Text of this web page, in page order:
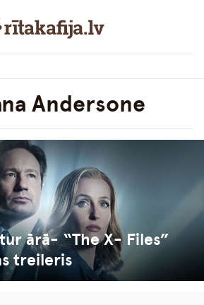
Andersone
ārā- “The X- Files”
treileris